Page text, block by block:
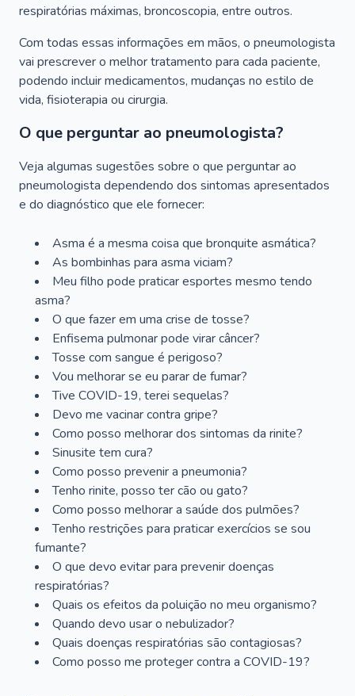
respiratórias máximas, broncoscopia, entre outros.
Com todas essas informações em mãos, o pneumologista
vai prescrever o melhor tratamento para cada paciente,
podendo incluir medicamentos, mudanças no estilo de
vida, fisioterapia ou cirurgia.
O que perguntar ao pneumologista?
Veja algumas sugestões sobre o que perguntar ao
pneumologista dependendo dos sintomas apresentados
e do diagnóstico que ele fornecer:
Asma é a mesma coisa que bronquite asmática?
As bombinhas para asma viciam?
Meu filho pode praticar esportes mesmo tendo
asma?
O que fazer em uma crise de tosse?
Enfisema pulmonar pode virar câncer?
Tosse com sangue é perigoso?
Vou melhorar se eu parar de fumar?
Tive COVID-19, terei sequelas?
Devo me vacinar contra gripe?
Como posso melhorar dos sintomas da rinite?
Sinusite tem cura?
Como posso prevenir a pneumonia?
Tenho rinite, posso ter cão ou gato?
Como posso melhorar a saúde dos pulmões?
Tenho restrições para praticar exercícios se sou
fumante?
O que devo evitar para prevenir doenças
respiratórias?
Quais os efeitos da poluição no meu organismo?
Quando devo usar o nebulizador?
Quais doenças respiratórias são contagiosas?
Como posso me proteger contra a COVID-19?